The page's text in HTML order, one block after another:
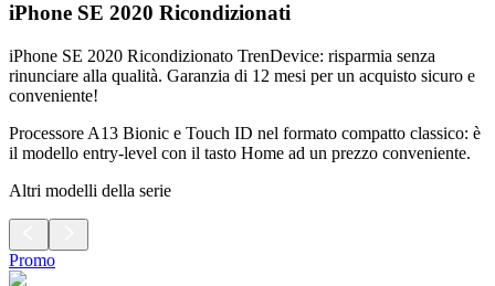
iPhone SE 2020 Ricondizionati
iPhone SE 2020 Ricondizionato TrenDevice: risparmia senza
rinunciare alla qualità. Garanzia di 12 mesi per un acquisto sicuro e
conveniente!
Processore A13 Bionic e Touch ID nel formato compatto classico: è
il modello entry-level con il tasto Home ad un prezzo conveniente.
Altri modelli della serie
Promo